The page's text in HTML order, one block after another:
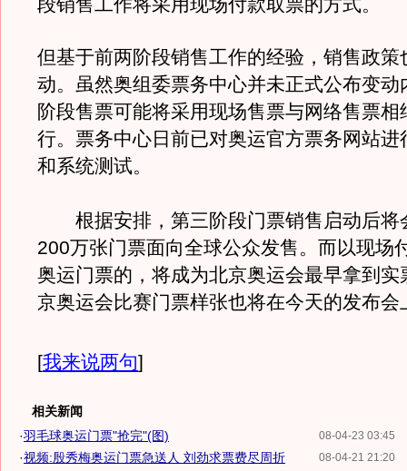
段销售工作将采用现场付款取票的方式。
但基于前两阶段销售工作的经验，销售政策
动。虽然奥组委票务中心并未正式公布变动
阶段售票可能将采用现场售票与网络售票相
行。票务中心日前已对奥运官方票务网站进
和系统测试。
根据安排，第三阶段门票销售启动后将
200万张门票面向全球公众发售。而以现场
奥运门票的，将成为北京奥运会最早拿到实
京奥运会比赛门票样张也将在今天的发布会
[我来说两句]
相关新闻
08-04-23 03:45
·羽毛球奥运门票"抢完"(图)
08-04-21 21:20
·视频:殷秀梅奥运门票急送人 刘劲求票费尽周折